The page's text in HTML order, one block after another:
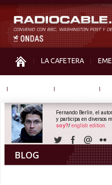
LA CAFETERA
BLOG
Fernando Berlín, el
y participa en diversos
soy?/ english edition.